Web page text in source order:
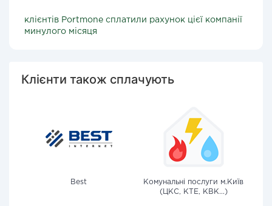
клієнтів Portmone сплатили рахунок цієї компанії
минулого місяця
Клієнти також сплачують
Best
Комунальні послуги м.Київ
(ЦКС, КТЕ, КВК...)